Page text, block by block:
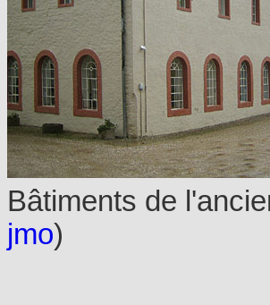
Bâtiments de
jmo)